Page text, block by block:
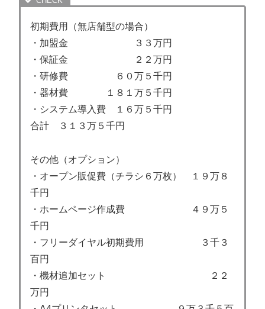
初期費用（無店舗型の場合）
・加盟金 ３３万円
・保証金 ２２万円
・研修費 ６０万５千円
・器材費 １８１万５千円
・システム導入費 １６万５千円
合計 ３１３万５千円
その他（オプション）
・オープン販促費（チラシ６万枚） １９万８
千円
・ホームページ作成費 ４９万５
千円
・フリーダイヤル初期費用 ３千３
百円
・機材追加セット ２２
万円